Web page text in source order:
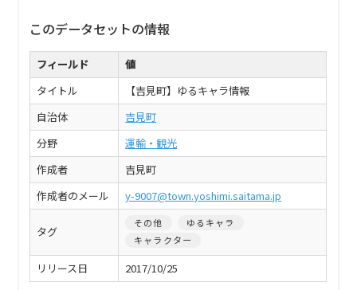
このデータセットの情報
フィールド
値
タイトル
【吉見町】ゆるキャラ情報
自治体
吉見町
分野
運輸・観光
作成者
吉見町
作成者のメール
y-9007@town.yoshimi.saitama.jp
タグ
その他
ゆるキャラ
キャラクター
リリース日 2017/10/25